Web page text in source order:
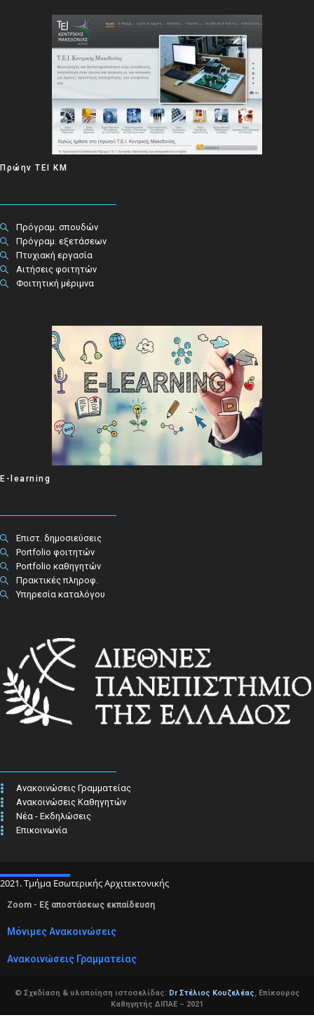
Πρώην ΤΕΙ ΚΜ
Πρόγραμ. σπουδών
Πρόγραμ. εξετάσεων
Πτυχιακή εργασία
Αιτήσεις φοιτητών
Φοιτητική μέριμνα
E-learning
Επιστ. δημοσιεύσεις
Portfolio φοιτητών
Portfolio καθηγητών
Πρακτικές πληροφ.​
Υπηρεσία καταλόγου
Ανακοινώσεις Γραμματείας
Ανακοινώσεις Καθηγητών
Νέα - Εκδηλώσεις
Επικοινωνία
2021. Τμήμα Εσωτερικής Αρχιτεκτονικής
Zoom - Εξ αποστάσεως εκπαίδευση
Μόνιμες Ανακοινώσεις
Ανακοινώσεις Γραμματείας
© Σχεδίαση & υλοποίηση ιστοσελίδας: Dr Στέλιος Κουζελέας,Επίκουρος
Καθηγητής ΔΙΠΑΕ – 2021